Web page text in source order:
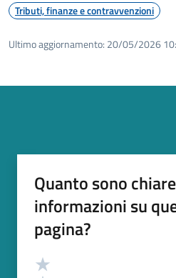
Tributi, finanze e contravvenzioni
Ultimo aggiornamento: 20/05/2026
Quanto sono
informazioni su
pagina?
Valutazione